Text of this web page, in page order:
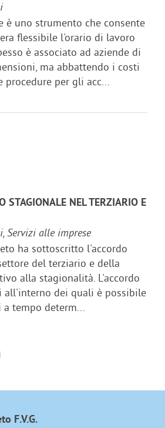
è uno strumento che consente
flessibile l'orario di lavoro
è associato ad aziende di
ma abbattendo i costi
procedure per gli acc...
STAGIONALE NEL TERZIARIO E
Servizi alle imprese
ha sottoscritto l'accordo
del terziario e della
alla stagionalità. L'accordo
all'interno dei quali è possibile
tempo determ...
F.V.G.